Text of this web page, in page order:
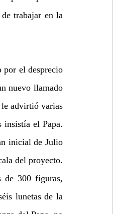
trabajar en la
por el desprecio
nuevo llamado
advirtió varias
insistía el Papa.
inicial de Julio
del proyecto.
de 300 figuras,
lunetas de la